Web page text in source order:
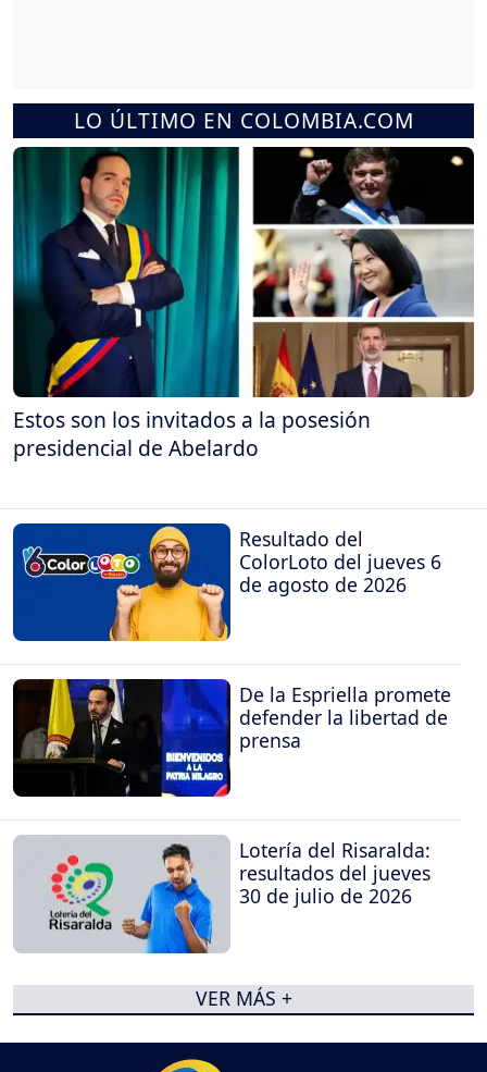
LO ÚLTIMO EN COLOMBIA.COM
Estos son los invitados a la posesión
presidencial de Abelardo
Resultado del
ColorLoto del jueves 6
de agosto de 2026
De la Espriella promete
defender la libertad de
prensa
Lotería del Risaralda:
resultados del jueves
30 de julio de 2026
VER MÁS +